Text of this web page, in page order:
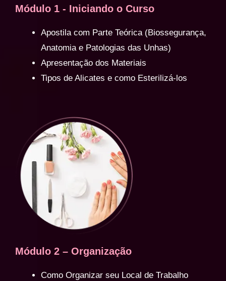
Módulo 1 - Iniciando o Curso
Apostila com Parte Teórica (Biossegurança,
Anatomia e Patologias das Unhas)
Apresentação dos Materiais
Tipos de Alicates e como Esterilizá-los
Módulo 2 – Organização
Como Organizar seu Local de Trabalho